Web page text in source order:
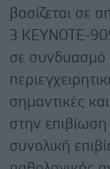
βασίζεται σε
3 KEYNOTE-
σε
σημαντικές
στην
συνολική